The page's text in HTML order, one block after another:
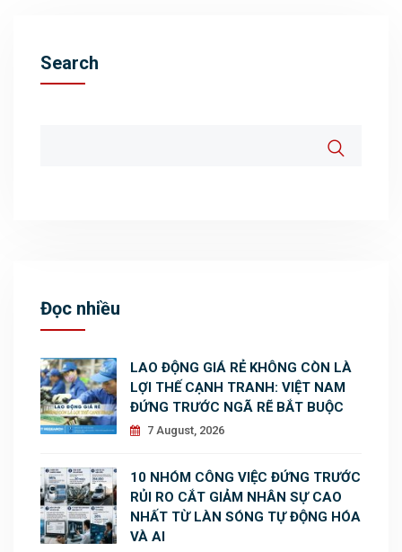
Search
Đọc nhiều
LAO ĐỘNG GIÁ RẺ KHÔNG CÒN LÀ
LỢI THẾ CẠNH TRANH: VIỆT NAM
ĐỨNG TRƯỚC NGÃ RẼ BẮT BUỘC
7 August, 2026
10 NHÓM CÔNG VIỆC ĐỨNG TRƯỚC
RỦI RO CẮT GIẢM NHÂN SỰ CAO
NHẤT TỪ LÀN SÓNG TỰ ĐỘNG HÓA
VÀ AI